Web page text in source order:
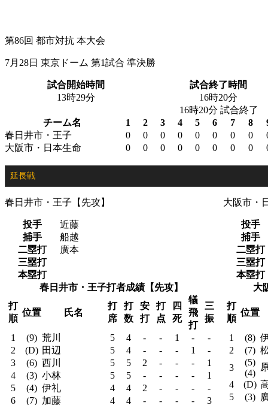
第86回 都市対抗 本大会
7月28日 東京ドーム 第1試合 準決勝
試合開始時間
試合終了時間
13時29分
16時20分
16時20分 試合終了
チーム名
1 2 3 4 5 6 7 8
春日井市・王子
0 0 0 0 0 0 0 0
大阪市・日本生命
0 0 0 0 0 0 0 0
延長戦
春日井市・王子【先攻】
投手
近藤
捕手
船越
二塁打
廣本
三塁打
本塁打
大阪市・
投手
捕手
二塁打
三塁打
本塁打
春日井市・王子打者成績【先攻】
打
順
位置 氏名
打
席
打
数
安
打
打
点
四
死
犠
飛
打
三
振
1
(9) 荒川 5 4 - - 1 -
-
2
(D) 田辺 5 4 - - - 1
-
3
(6) 西川 5 5 2 - - -
1
4
(3) 小林 5 5 - - - -
1
5
(4) 伊礼 4 4 2 - - -
-
6
(7) 加藤 4 4 - - - -
3
大
打
順
位置
1 (8)
2
(7)
3
(5)
(4)
4
(D)
5
(3)